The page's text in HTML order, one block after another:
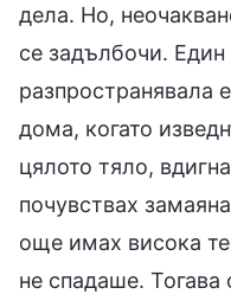
дела. Но,
се задълбочи. Един
разпространявала
дома, когато
цялото тяло,
почувствах
още имах висока
не спадаше. Тогава